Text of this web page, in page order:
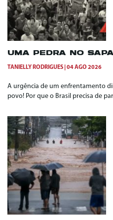
UMA PEDRA NO
TANIELLY RODRIGUES 04 AGO 2026
A urgência de um enfrentamento
povo! Por que o Brasil precisa de